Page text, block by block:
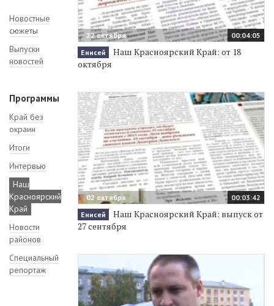
Новостные
сюжеты
Выпуски
новостей
Программы
Край без
окраин
Итоги
Интервью
Наш
Красноярский
Край
Новости
районов
Специальный
репортаж
00:04:05
22 октября
Енисей
Наш Красноярский Край: от 18
октября
00:03:42
02 октября
Енисей
Наш Красноярский Край: выпуск от
27 сентября